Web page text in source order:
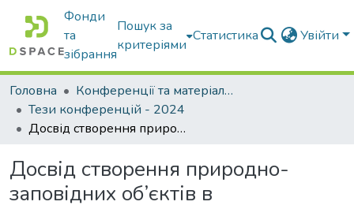
Фонди
та
зібрання
Пошук за
критеріями
Статистика Увійти
Головна
Конференції та матеріали конференцій
Тези конференцій - 2024
Досвід створення природно-заповідних об’єктів в європейських країнах
Досвід створення природно-
заповідних об’єктів в